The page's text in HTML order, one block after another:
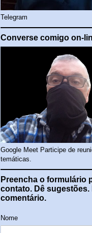
Telegram
Converse comigo on-
Google Meet Participe de
temáticas.
Preencha o formulário
contato. Dê sugestões.
comentário.
Nome